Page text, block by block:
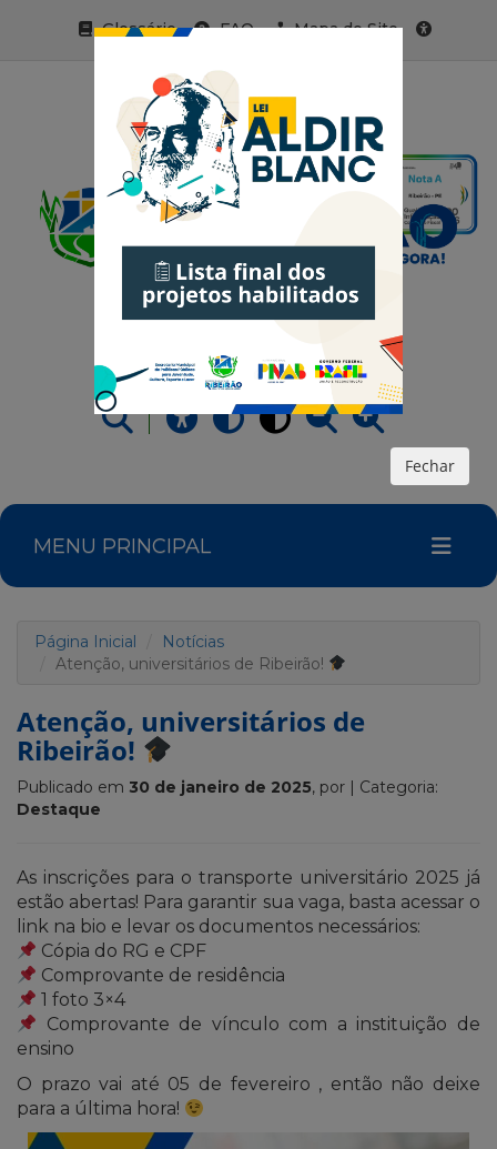
Glossário FAQ
Mapa do Site
MENU PRINCIPAL
Página Inicial
Notícias
Atenção, universitários de Ribeirão!
Atenção, universitários de
Ribeirão!
Publicado em 30 de janeiro de 2025, por | Categoria:
Destaque
As inscrições para o transporte universitário 2025 já
estão abertas! Para garantir sua vaga, basta acessar o
link na bio e levar os documentos necessários:
Cópia do RG e CPF
Comprovante de residência
1 foto 3×4
Comprovante de vínculo com a instituição de
ensino
O prazo vai até 05 de fevereiro , então não deixe
para a última hora!
Fechar